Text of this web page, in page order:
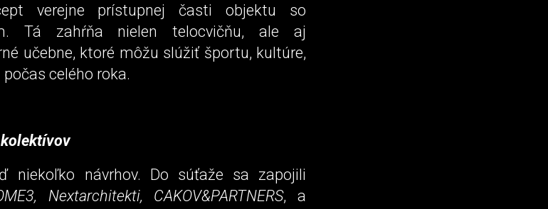
verejne prístupnej časti objektu so
Tá zahŕňa nielen telocvičňu, ale aj
učebne, ktoré môžu slúžiť športu, kultúre,
celého roka.
niekoľko návrhov. Do súťaže sa zapojili
Nextarchitekti, CAKOV&PARTNERS, a